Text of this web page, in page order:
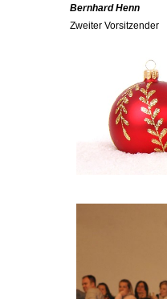
Bernhard Henn
Zweiter Vorsitzender